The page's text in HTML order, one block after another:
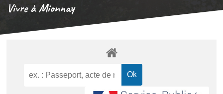
Vivre à Mionnay